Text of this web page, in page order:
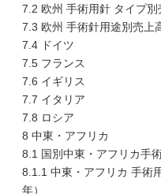
7.2 欧州 手術用針 タイプ
7.3 欧州 手術針用途別売上
7.4 ドイツ
7.5 フランス
7.6 イギリス
7.7 イタリア
7.8 ロシア
8 中東・アフリカ
8.1 国別中東・アフリカ手
8.1.1 中東・アフリカ 手術
年）